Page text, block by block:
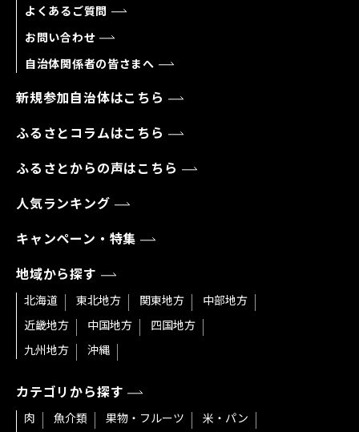
よくあるご質問
お問い合わせ
自治体関係者の皆さまへ
新規参加自治体はこちら
ふるさとコラムはこちら
ふるさとからの声はこちら
人気ランキング
キャンペーン・特集
地域から探す
北海道 東北地方 関東地方
中部地方
近畿地方
中国地方
四国地方
九州地方
沖縄
カテゴリから探す
肉 魚介類 果物・フルーツ
米・パン